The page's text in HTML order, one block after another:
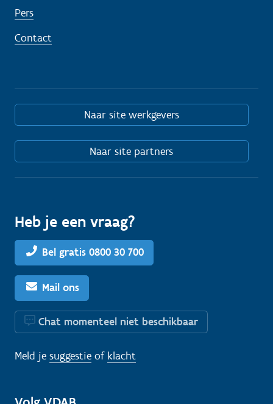
Pers
Contact
Naar site werkgevers
Naar site partners
Heb je een vraag?
Bel gratis 0800 30 700
Mail ons
Chat momenteel niet beschikbaar
Meld je suggestie of klacht